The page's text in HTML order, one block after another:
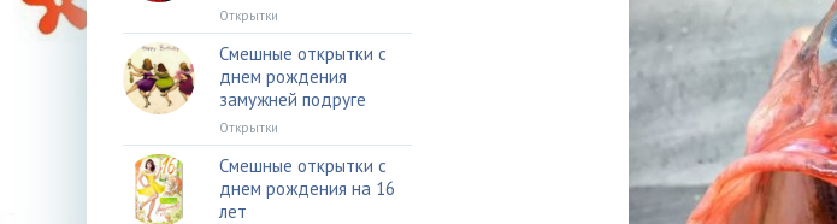
Открытки
Смешные открытки с
днем рождения
замужней подруге
Открытки
Смешные открытки с
днем рождения на 16
лет